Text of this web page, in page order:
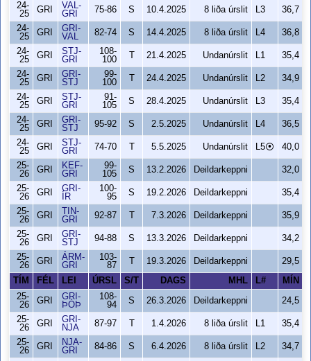
24-
25
GRI
VAL-
GRI
75-86 S 10.4.2025 8 liða úrslit L3
36,7
24-
25
GRI
GRI-
VAL
82-74 S 14.4.2025 8 liða úrslit L4
36,8
24-
25
GRI
STJ-
GRI
108-
100
21.4.2025 Undanúrslit L1
35,4
24-
25
GRI
GRI-
STJ
99-
100
24.4.2025 Undanúrslit L2
34,9
24-
25
GRI
STJ-
GRI
91-
105
S 28.4.2025 Undanúrslit L3
35,4
24-
25
GRI
GRI-
STJ
95-92 S 2.5.2025 Undanúrslit L4
36,5
24-
25
GRI
STJ-
GRI
74-70 5.5.2025 Undanúrslit L5⦿
40,0
25-
26
GRI
KEF-
GRI
99-
105
S 13.2.2026 Deildarkeppni
32,0
25-
26
GRI
GRI-
ÍR
100-
95
S 19.2.2026 Deildarkeppni
35,4
25-
26
GRI
TIN-
GRI
92-87 7.3.2026 Deildarkeppni
35,9
25-
26
GRI
GRI-
STJ
94-88 S 13.3.2026 Deildarkeppni
34,2
25-
26
GRI
ÁRM-
GRI
103-
87
19.3.2026 Deildarkeppni
29,5
TÍM
FÉL LEI ÚRSL S/T DAGS MHL L# MÍN
25-
26
GRI
GRI-
ÞÓÞ
108-
94
S 26.3.2026 Deildarkeppni
24,5
25-
26
GRI
GRI-
NJA
87-97 1.4.2026 8 liða úrslit L1
35,4
25-
26
GRI
NJA-
GRI
84-86 S 6.4.2026 8 liða úrslit L2
34,7